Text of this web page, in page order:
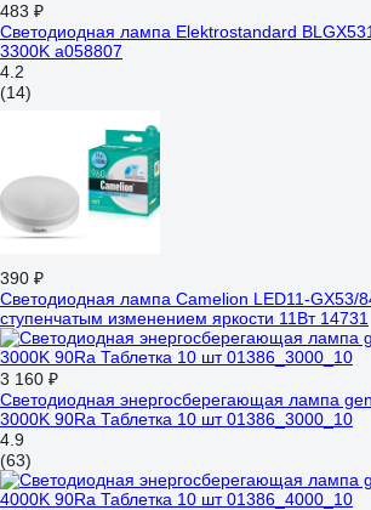
483 ₽
Светодиодная лампа Elektrostandard
3300K a058807
4.2
(14)
390 ₽
Светодиодная лампа Camelion LED11-GX53/
ступенчатым изменением яркости 11Вт 14731
3 160 ₽
Светодиодная энергосберегающая лампа
3000K 90Ra Таблетка 10 шт 01386_3000_10
4.9
(63)